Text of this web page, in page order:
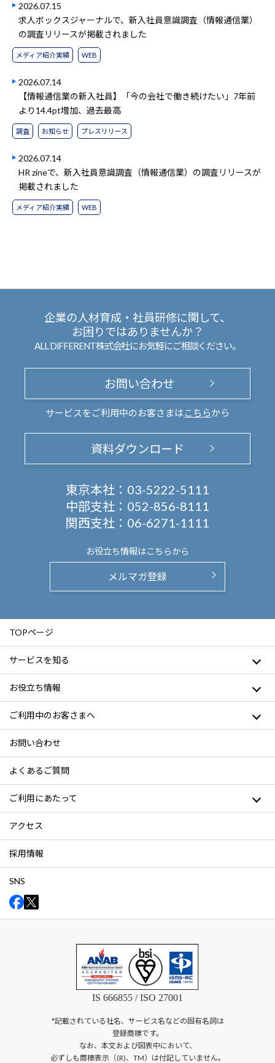
2026.07.15
求人ボックスジャーナルで、新入社員意識調査（情報通信業）
の調査リリースが掲載されました
メディア紹介実績 WEB
2026.07.14
【情報通信業の新入社員】「今の会社で働き続けたい」7年前
より14.4pt増加、過去最高
調査 お知らせ プレスリリース
2026.07.14
HR zineで、新入社員意識調査（情報通信業）の調査リリースが
掲載されました
メディア紹介実績 WEB
企業の人材育成・社員研修に関して、
お困りではありませんか？
ALL DIFFERENT株式会社にお気軽にご相談ください。
お問い合わせ
サービスをご利用中のお客さまは こちらから
資料ダウンロード
東京本社： 03-5222-5111
中部支社： 052-856-8111
関西支社： 06-6271-1111
お役立ち情報はこちらから
メルマガ登録
TOPページ
サービスを知る
お役立ち情報
ご利用中のお客さまへ
お問い合わせ
よくあるご質問
ご利用にあたって
アクセス
採用情報
SNS
IS 666855 / ISO 27001
*記載されている社名、サービス名などの固有名詞は
登録商標です。
なお、本文および図表中において、
必ずしも商標表示（(R)、TM）は付記していません。